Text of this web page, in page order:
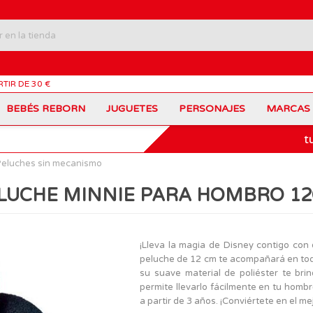
DE 30 €
BEBÉS REBORN JUGUETES
Carros Portamochilas
Muñecas
Patinetes
PERSONAJES
Bob Esponja
Sonic
The Beasties
MARCAS
Barbie
VTech
MARCAS
sin mecanismo
MINNIE PARA HOMBRO
¡Lleva la magia de Disney contigo
peluche de 12 cm te acompañará en
su suave material de poliéster te
permite llevarlo fácilmente en tu
a partir de 3 años. ¡Conviértete en el